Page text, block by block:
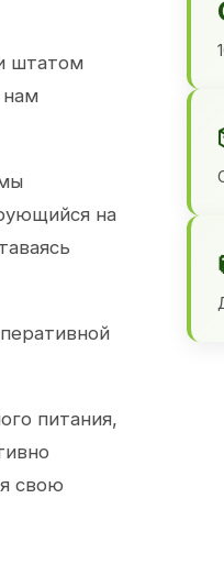
штатом
нам
на
питания,
свою